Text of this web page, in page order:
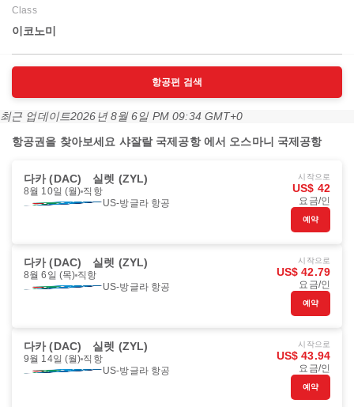
Class
이코노미
항공편 검색
최근 업데이트2026년 8월 6일 PM 09:34 GMT+0
항공권을 찾아보세요 샤잘랄 국제공항 에서 오스마니 국제공항
다카 (DAC) 실렛 (ZYL)
8월 10일 (월) 직항
US-방글라 항공
시작으로
US$ 42
요금/인
예약
다카 (DAC) 실렛 (ZYL)
8월 6일 (목) 직항
US-방글라 항공
시작으로
US$ 42.79
요금/인
예약
다카 (DAC) 실렛 (ZYL)
9월 14일 (월) 직항
US-방글라 항공
시작으로
US$ 43.94
요금/인
예약